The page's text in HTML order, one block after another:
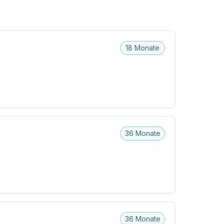
18 Monate
36 Monate
36 Monate